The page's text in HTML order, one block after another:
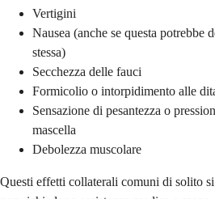
Vertigini
Nausea (anche se questa potrebbe
stessa)
Secchezza delle fauci
Formicolio o intorpidimento alle
Sensazione di pesantezza o
mascella
Debolezza muscolare
Questi effetti collaterali comuni di solito